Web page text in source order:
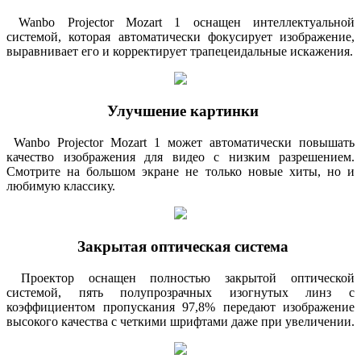
Wanbo Projector Mozart 1 оснащен интеллектуальной
системой, которая автоматически фокусирует изображение,
выравнивает его и корректирует трапецеидальные искажения.
Улучшение картинки
Wanbo Projector Mozart 1 может автоматически повышать
качество изображения для видео с низким разрешением.
Смотрите на большом экране не только новые хиты, но и
любимую классику.
Закрытая оптическая система
Проектор оснащен полностью закрытой оптической
системой, пять полупрозрачных изогнутых линз с
коэффициентом пропускания 97,8% передают изображение
высокого качества с четкими шрифтами даже при увеличении.